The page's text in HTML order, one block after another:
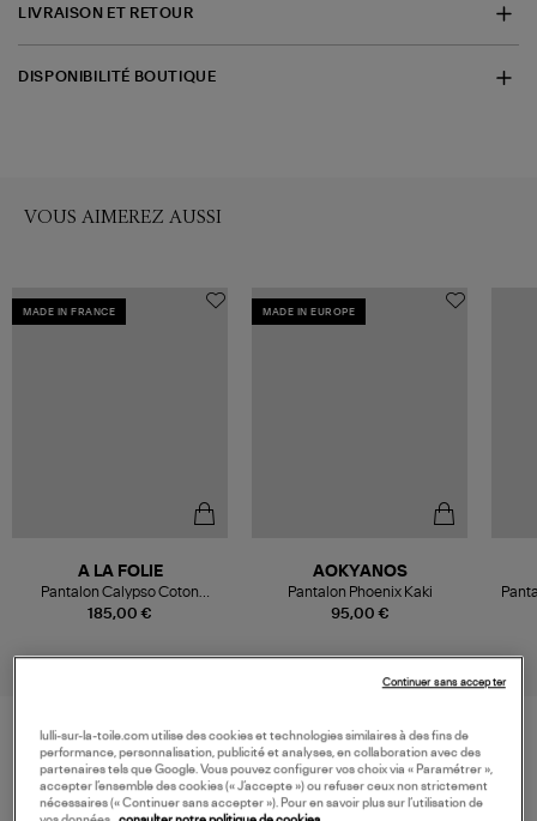
LIVRAISON ET RETOUR
DISPONIBILITÉ BOUTIQUE
VOUS AIMEREZ AUSSI
MADE IN FRANCE
185,00 €
A LA FOLIE
Pantalon Calypso Coton
Aluminium
MADE IN EUROPE
95,00 €
AOKYANOS
Pantalon Phoenix Kaki
VOS DERNIERS PRODUITS VUS
lulli-sur-la-toile.com utilise des cookies et technologies similaires à des fins de
performance, personnalisation, publicité et analyses, en collaboration avec des
partenaires tels que Google. Vous pouvez configurer vos choix via « Paramétrer »,
accepter l’ensemble des cookies (« J’accepte ») ou refuser ceux non strictement
nécessaires (« Continuer sans accepter »). Pour en savoir plus sur l’utilisation de
Continuer sans accepter